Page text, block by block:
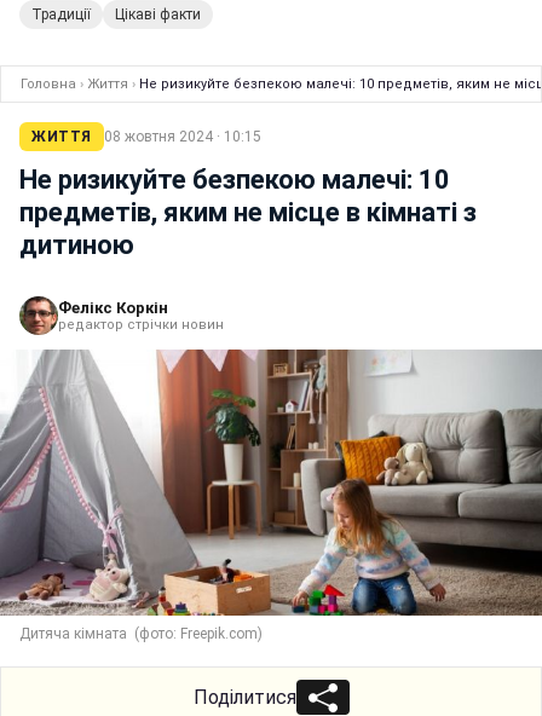
Традиції Цікаві факти
Головна › Життя › Не ризикуйте безпекою малечі: 10 предметів, яким не
ЖИТТЯ 08 жовтня 2024 · 10:15
Не ризикуйте безпекою малечі: 10
предметів, яким не місце в кімнаті з
дитиною
Фелікс Коркін
редактор стрічки новин
Дитяча кімната (фото: Freepik.com)
Поділитися